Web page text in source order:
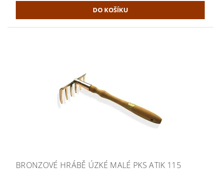
BRONZOVÉ HRÁBĚ ÚZKÉ MALÉ PKS ATIK 115